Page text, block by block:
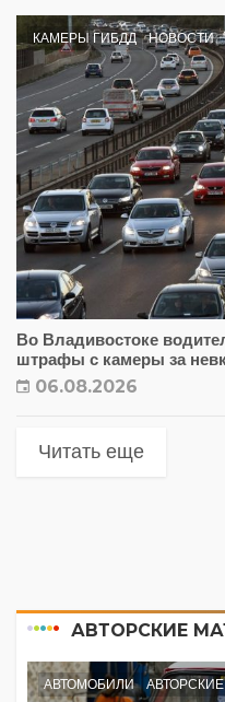
КАМЕРЫ ГИБДД НОВОСТИ
Во Владивостоке
штрафы с камеры за
06.08.2026
Читать еще
АВТОРСКИЕ
АВТОМОБИЛИ